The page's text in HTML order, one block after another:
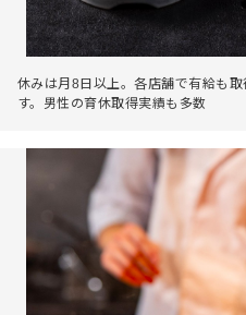
休みは月8日以上。各店舗で有給も
す。男性の育休取得実績も多数